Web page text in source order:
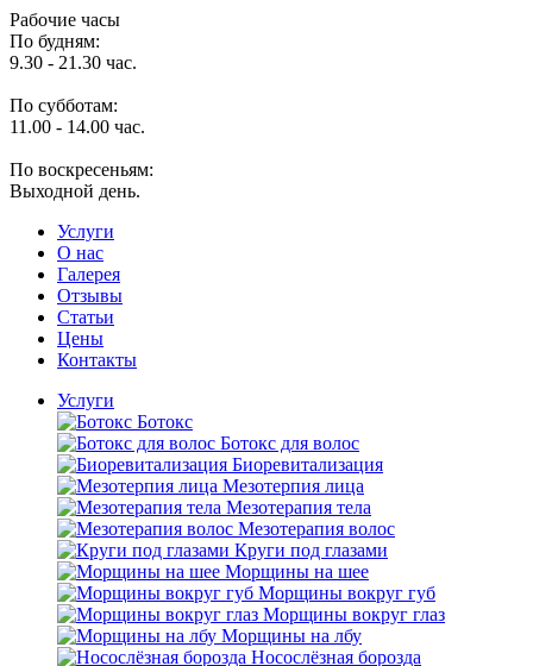
Рабочие часы
По будням:
9.30 - 21.30 час.
По субботам:
11.00 - 14.00 час.
По воскресеньям:
Выходной день.
Услуги
O нас
Галерея
Отзывы
Статьи
Цены
Контакты
Услуги
Ботокс
Ботокс для волос
Биоревитализация
Мезотерпия лица
Мезотерапия тела
Мезотерапия волос
Круги под глазами
Морщины на шее
Морщины вокруг губ
Морщины вокруг глаз
Морщины на лбу
Носослёзная борозда